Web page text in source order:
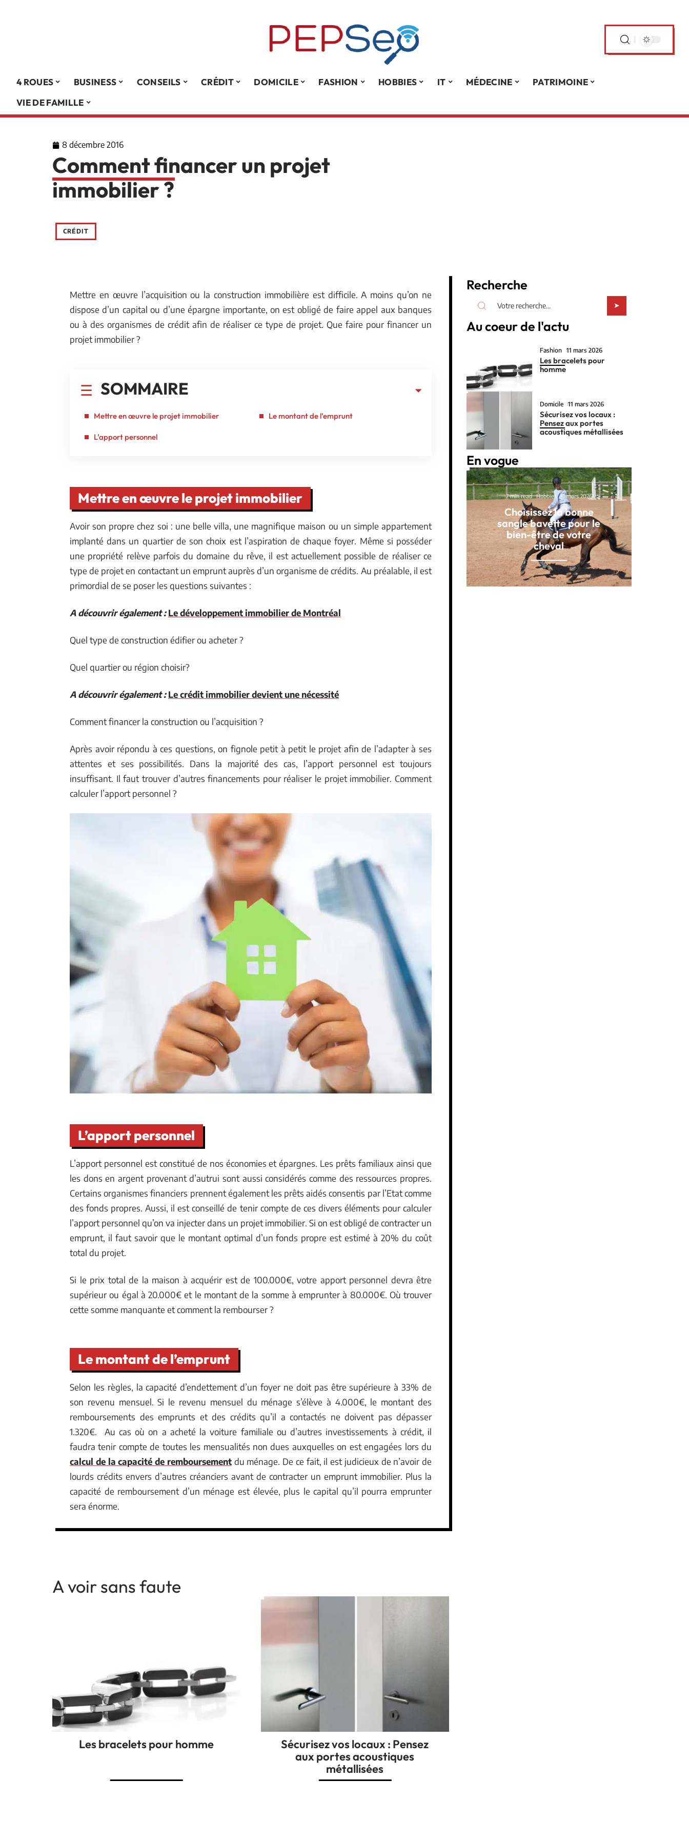
4 ROUES BUSINESS CONSEILS CRÉDIT DOMICILE FASHION HOBBIES IT MÉDECINE
PATRIMOINE
VIE DE FAMILLE
8 décembre 2016
Comment financer un projet
immobilier ?
CRÉDIT
Mettre en œuvre l’acquisition ou la construction immobilière est difficile. A moins qu’on ne
dispose d’un capital ou d’une épargne importante, on est obligé de faire appel aux banques
ou à des organismes de crédit afin de réaliser ce type de projet. Que faire pour financer un
projet immobilier ?
SOMMAIRE
Mettre en œuvre le projet immobilier
L’apport personnel
Le montant de l’emprunt
Mettre en œuvre le projet immobilier
Avoir son propre chez soi : une belle villa, une magnifique maison ou un simple appartement
implanté dans un quartier de son choix est l’aspiration de chaque foyer. Même si posséder
une propriété relève parfois du domaine du rêve, il est actuellement possible de réaliser ce
type de projet en contactant un emprunt auprès d’un organisme de crédits. Au préalable, il est
primordial de se poser les questions suivantes :
A découvrir également : Le développement immobilier de Montréal
Quel type de construction édifier ou acheter ?
Quel quartier ou région choisir?
A découvrir également : Le crédit immobilier devient une nécessité
Comment financer la construction ou l’acquisition ?
Après avoir répondu à ces questions, on fignole petit à petit le projet afin de l’adapter à ses
attentes et ses possibilités. Dans la majorité des cas, l’apport personnel est toujours
insuffisant. Il faut trouver d’autres financements pour réaliser le projet immobilier. Comment
calculer l’apport personnel ?
L’apport personnel
L’apport personnel est constitué de nos économies et épargnes. Les prêts familiaux ainsi que
les dons en argent provenant d’autrui sont aussi considérés comme des ressources propres.
Certains organismes financiers prennent également les prêts aidés consentis par l’Etat comme
des fonds propres. Aussi, il est conseillé de tenir compte de ces divers éléments pour calculer
l’apport personnel qu’on va injecter dans un projet immobilier. Si on est obligé de contracter un
emprunt, il faut savoir que le montant optimal d’un fonds propre est estimé à 20% du coût
total du projet.
Si le prix total de la maison à acquérir est de 100.000€, votre apport personnel devra être
supérieur ou égal à 20.000€ et le montant de la somme à emprunter à 80.000€. Où trouver
cette somme manquante et comment la rembourser ?
Le montant de l’emprunt
Selon les règles, la capacité d’endettement d’un foyer ne doit pas être supérieure à 33% de
son revenu mensuel. Si le revenu mensuel du ménage s’élève à 4.000€, le montant des
remboursements des emprunts et des crédits qu’il a contactés ne doivent pas dépasser
1.320€. Au cas où on a acheté la voiture familiale ou d’autres investissements à crédit, il
faudra tenir compte de toutes les mensualités non dues auxquelles on est engagées lors du
calcul de la capacité de remboursementdu ménage. De ce fait, il est judicieux de n’avoir de
lourds crédits envers d’autres créanciers avant de contracter un emprunt immobilier. Plus la
capacité de remboursement d’un ménage est élevée, plus le capital qu’il pourra emprunter
sera énorme.
A voir sans faute
Les bracelets pour homme
Sécurisez vos locaux : Pensez
aux portes acoustiques
métallisées
Recherche
Au coeur de l'actu
Fashion 11 mars 2026
Les bracelets pour
homme
Domicile 11 mars 2026
Sécurisez vos locaux :
Pensez aux portes
acoustiques métallisées
En vogue
7 min read Hobbies 11 mars 2026
Choisissez la bonne
sangle bavette pour le
bien-être de votre
cheval